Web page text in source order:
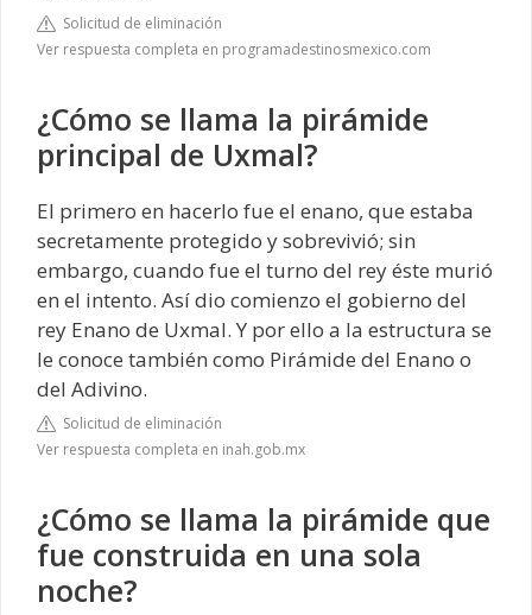
Solicitud de eliminación
Ver respuesta completa en programadestinosmexico.com
¿Cómo se llama la pirámide
principal de Uxmal?
El primero en hacerlo fue el enano, que estaba
secretamente protegido y sobrevivió; sin
embargo, cuando fue el turno del rey éste murió
en el intento. Así dio comienzo el gobierno del
rey Enano de Uxmal. Y por ello a la estructura se
le conoce también como Pirámide del Enano o
del Adivino.
Solicitud de eliminación
Ver respuesta completa en inah.gob.mx
¿Cómo se llama la pirámide que
fue construida en una sola
noche?